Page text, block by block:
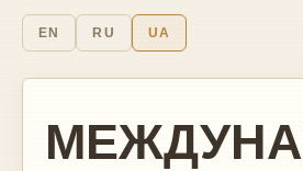
EN RU UA